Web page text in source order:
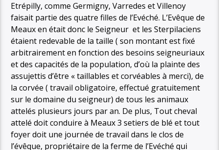
Etrépilly, comme Germigny, Varredes et Villenoy
faisait partie des quatre filles de l’Evéché. L’Evêque de
Meaux en était donc le Seigneur et les Sterpilaciens
étaient redevable de la taille ( son montant est fixé
arbitrairement en fonction des besoins seigneuriaux
et des capacités de la population, d’où la plainte des
assujettis d’être « taillables et corvéables à merci), de
la corvée ( travail obligatoire, effectué gratuitement
sur le domaine du seigneur) de tous les animaux
attelés plusieurs jours par an. De plus, Tout cheval
attelé doit conduire à Meaux 3 setiers de blé et tout
foyer doit une journée de travail dans le clos de
l’évêque, propriétaire de la ferme de l’Evéché qui